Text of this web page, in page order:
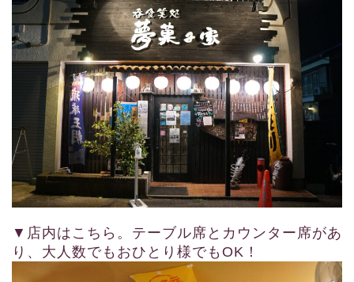
▼店内はこちら。テーブル席とカウンター席があ
り、大人数でもおひとり様でもOK！